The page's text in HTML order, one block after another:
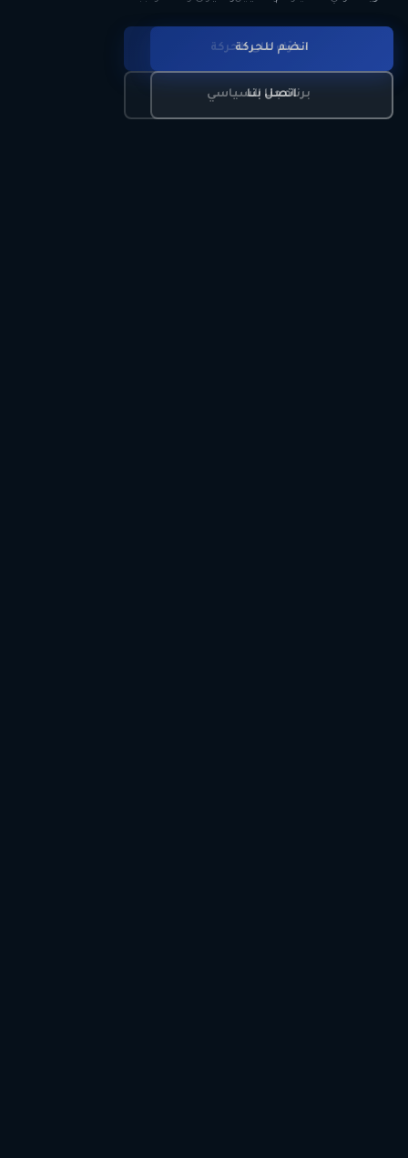
تعرّف على الحركة
برنامجنا السياسي
انضم للحركة
اتصل بنا